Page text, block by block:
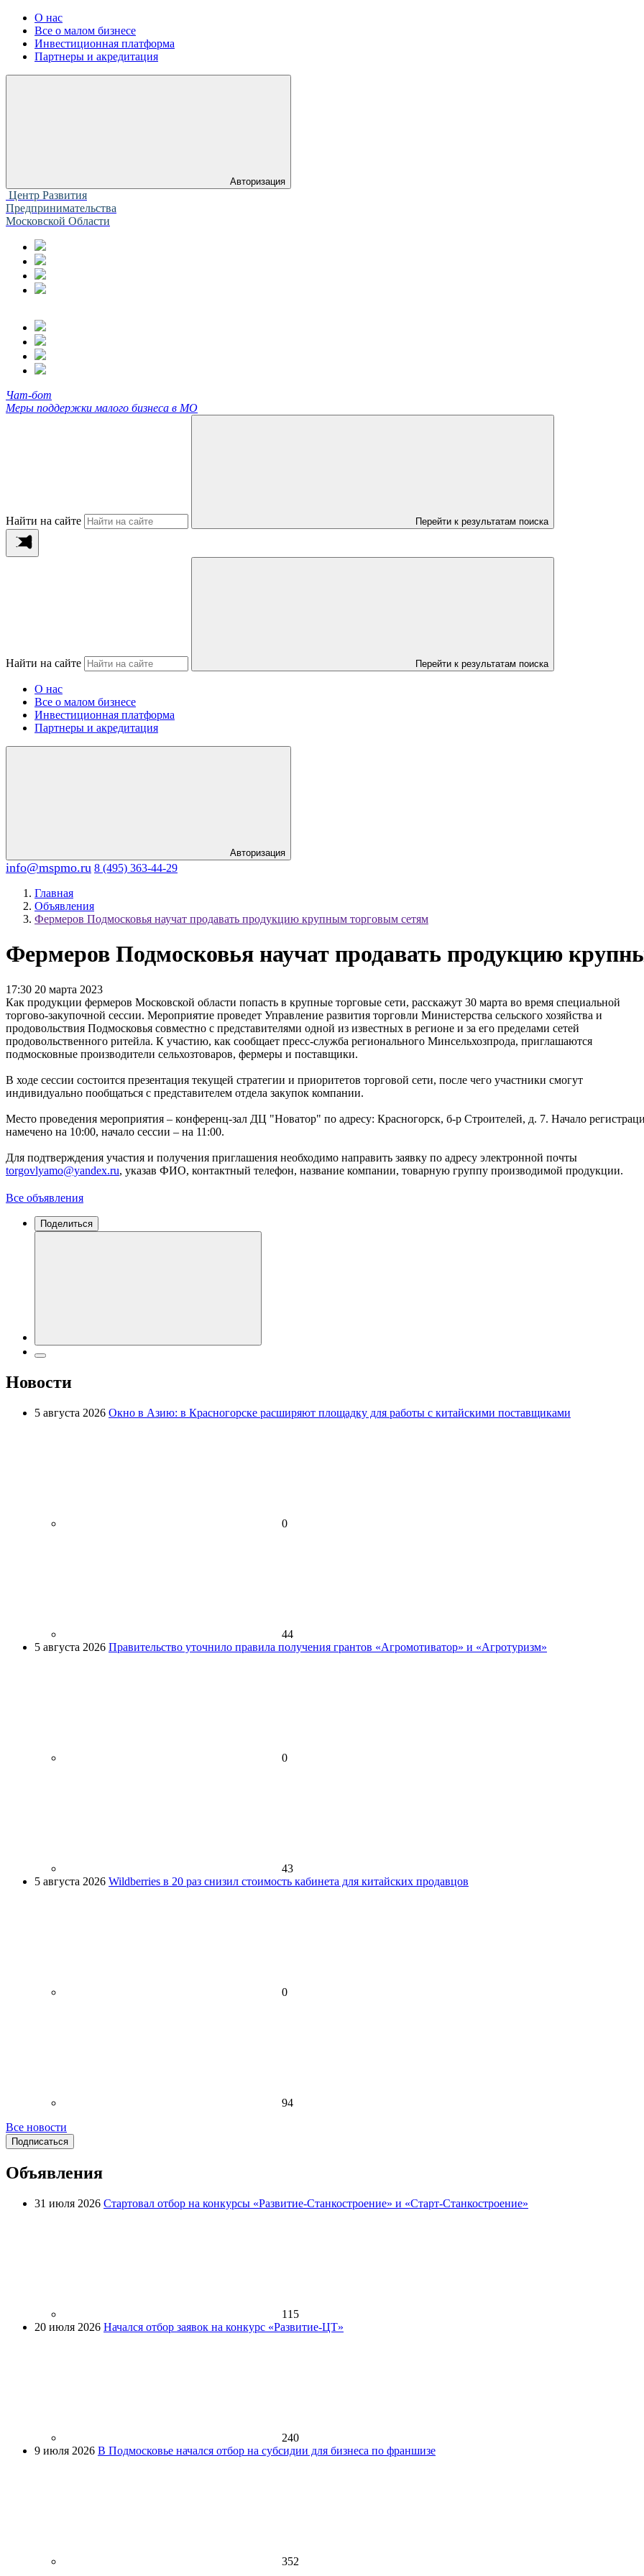
О нас
Все о малом бизнесе
Инвестиционная платформа
Партнеры и акредитация
Авторизация
Центр Развития
Предпринимательства
Московской Области
Чат-бот
Меры поддержки малого бизнеса в МО
Найти на сайте Перейти к результатам поиска
Найти на сайте Перейти к результатам поиска
О нас
Все о малом бизнесе
Инвестиционная платформа
Партнеры и акредитация
Авторизация
info@mspmo.ru 8 (495) 363-44-29
Главная
Объявления
Фермеров Подмосковья научат продавать продукцию крупным торговым сетям
Фермеров Подмосковья научат продавать продукцию
17:30 20 марта 2023
Как продукции фермеров Московской области попасть в крупные торговые сети, расскажут 30 марта во время специальной
торгово-закупочной сессии. Мероприятие проведет Управление развития торговли Министерства сельского хозяйства и
продовольствия Подмосковья совместно с представителями одной из известных в регионе и за его пределами сетей
продовольственного ритейла. К участию, как сообщает пресс-служба регионального Минсельхозпрода, приглашаются
подмосковные производители сельхозтоваров, фермеры и поставщики.
В ходе сессии состоится презентация текущей стратегии и приоритетов торговой сети, после чего участники смогут
индивидуально пообщаться с представителем отдела закупок компании.
Место проведения мероприятия – конференц-зал ДЦ "Новатор" по адресу: Красногорск, б-р Строителей, д. 7. Начало
намечено на 10:00, начало сессии – на 11:00.
Для подтверждения участия и получения приглашения необходимо направить заявку по адресу электронной почты
torgovlyamo@yandex.ru, указав ФИО, контактный телефон, название компании, товарную группу производимой продукции.
Все объявления
Поделиться
Новости
5 августа 2026 Окно в Азию: в Красногорске расширяют площадку для работы с китайскими поставщиками
0
44
5 августа 2026 Правительство уточнило правила получения грантов «Агромотиватор» и «Агротуризм»
0
43
5 августа 2026 Wildberries в 20 раз снизил стоимость кабинета для китайских продавцов
0
94
Все новости
Подписаться
Объявления
31 июля 2026 Стартовал отбор на конкурсы «Развитие-Станкостроение» и «Старт-Станкостроение»
115
20 июля 2026 Начался отбор заявок на конкурс «Развитие-ЦТ»
240
9 июля 2026 В Подмосковье начался отбор на субсидии для бизнеса по франшизе
352